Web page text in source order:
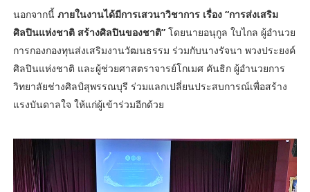
นอกจากนี้ ภายในงานได้มีการเสวนาวิชาการ เรื่อง “การส่งเสริม
ศิลปินแห่งชาติ สร้างศิลปินของชาติ” โดยนายอนุกูล ใบไกล ผู้อำนวย
การกองกองทุนส่งเสริมงานวัฒนธรรม ร่วมกับนางรัจนา พวงประยงค์
ศิลปินแห่งชาติ และผู้ช่วยศาสตราจารย์โกเมศ คันธิก ผู้อำนวยการ
วิทยาลัยช่างศิลป์สุพรรณบุรี ร่วมแลกเปลี่ยนประสบการณ์เพื่อสร้าง
แรงบันดาลใจ ให้แก่ผู้เข้าร่วมอีกด้วย